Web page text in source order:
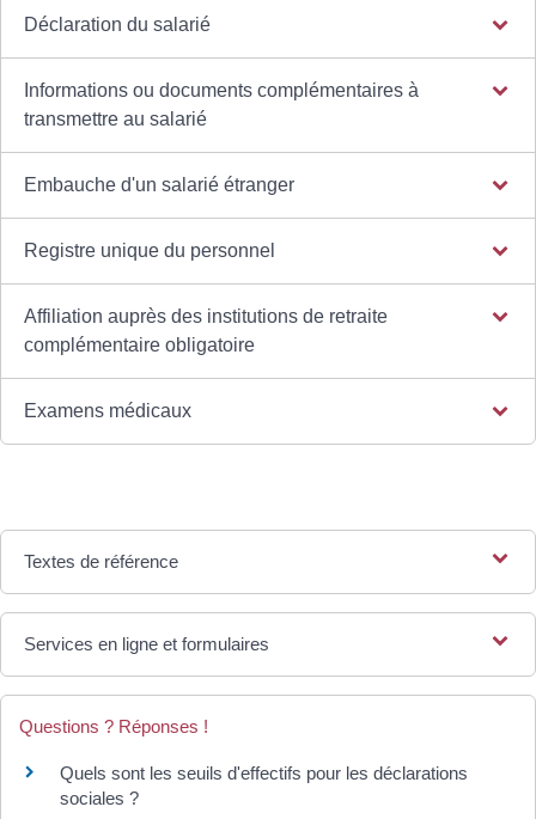
Déclaration du salarié
Informations ou documents complémentaires à
transmettre au salarié
Embauche d'un salarié étranger
Registre unique du personnel
Affiliation auprès des institutions de retraite
complémentaire obligatoire
Examens médicaux
Textes de référence
Services en ligne et formulaires
Questions ? Réponses !
Quels sont les seuils d'effectifs pour les déclarations
sociales ?